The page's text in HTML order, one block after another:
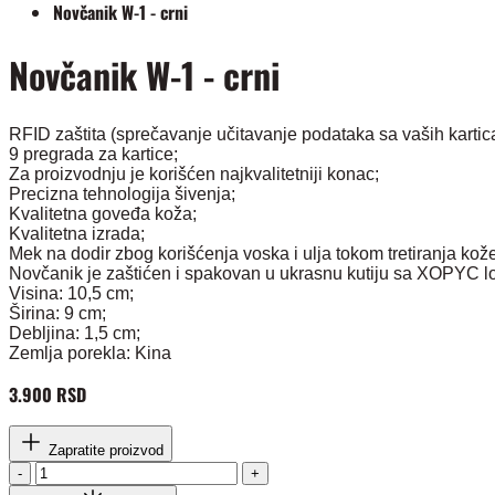
Novčanik W-1 - crni
Novčanik W-1 - crni
RFID zaštita (sprečavanje učitavanje podataka sa vaših
9 pregrada za kartice;
Za proizvodnju je korišćen najkvalitetniji konac;
Precizna tehnologija šivenja;
Kvalitetna goveđa koža;
Kvalitetna izrada;
Mek na dodir zbog korišćenja voska i ulja tokom tretiranja
Novčanik je zaštićen i spakovan u ukrasnu kutiju sa XOPYC
Visina: 10,5 cm;
Širina: 9 cm;
Debljina: 1,5 cm;
Zemlja porekla: Kina
3.900 RSD
Zapratite proizvod
-
+